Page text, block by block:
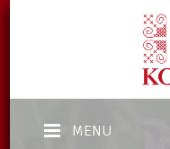
MENU